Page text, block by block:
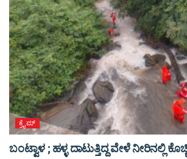
ಕ್ರೈಮ್
ಬಂಟ್ವಾಳ ; ಹಳ್ಳ ದಾಟುತ್ತಿದ್ದ ವೇಳೆ ನೀರಿನಲ್ಲಿ